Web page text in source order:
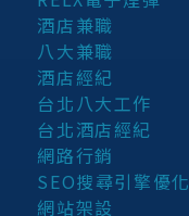
酒店兼職
八大兼職
酒店經紀
台北八大工作
台北酒店經紀
網路行銷
SEO搜尋引擎優化
網站架設